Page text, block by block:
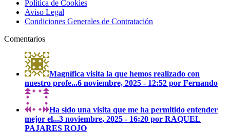
Política de Cookies
Aviso Legal
Condiciones Generales de Contratación
Comentarios
Magnífica visita la que hemos realizado con
nuestro profe...6 noviembre, 2025 - 12:52 por Fernando
Ha sido una visita que me ha permitido entender
mejor el...3 noviembre, 2025 - 16:20 por RAQUEL
PAJARES ROJO